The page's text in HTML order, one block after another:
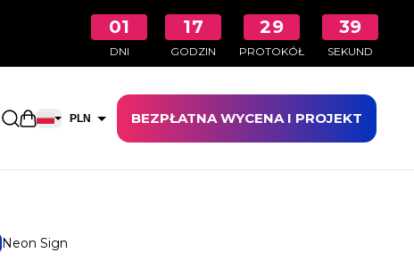
01
DNI
17
GODZIN
29
PROTOKÓŁ
38
SEKUND
Otwarty koszyk na zakupy
PLN BEZPŁATNA WYCENA I PROJEKT
Neon Sign